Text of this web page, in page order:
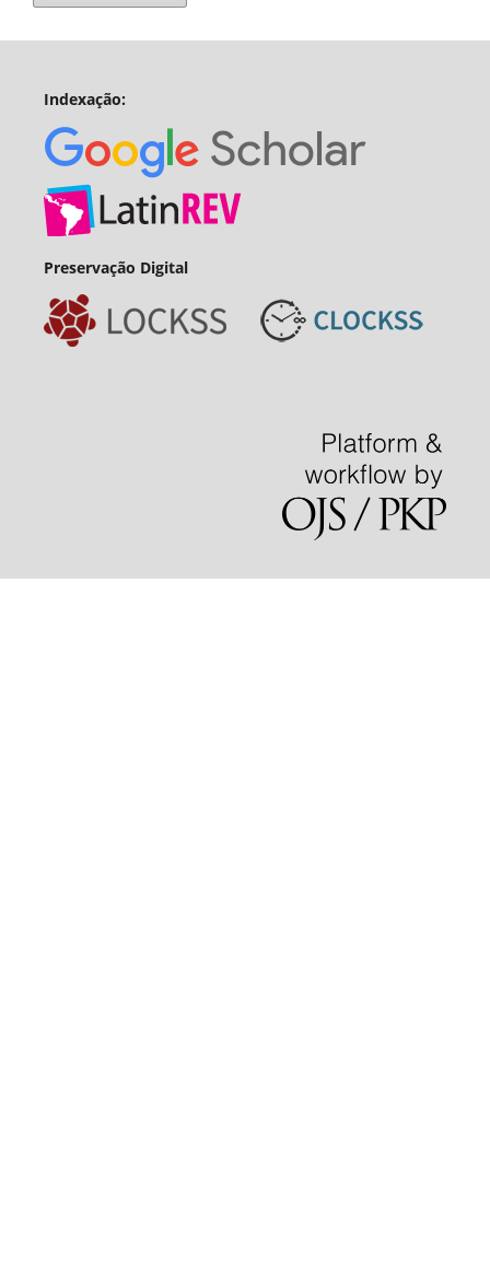
Indexação:
Preservação Digital